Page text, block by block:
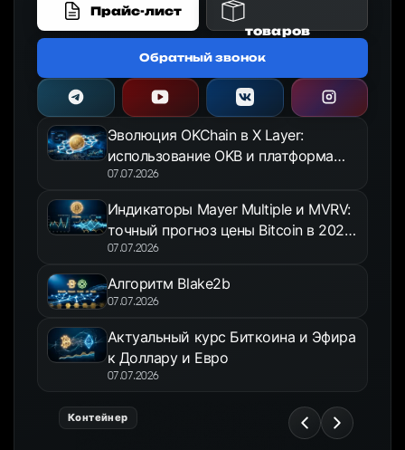
Прайс-лист
товаров
Обратный звонок
Эволюция OKChain в X Layer:
использование OKB и платформа
OKX Jumpstart в 2026 году
07.07.2026
Индикаторы Mayer Multiple и MVRV:
точный прогноз цены Bitcoin в 2026
году
07.07.2026
Алгоритм Blake2b
07.07.2026
Актуальный курс Биткоина и Эфира
к Доллару и Евро
07.07.2026
Контейнер